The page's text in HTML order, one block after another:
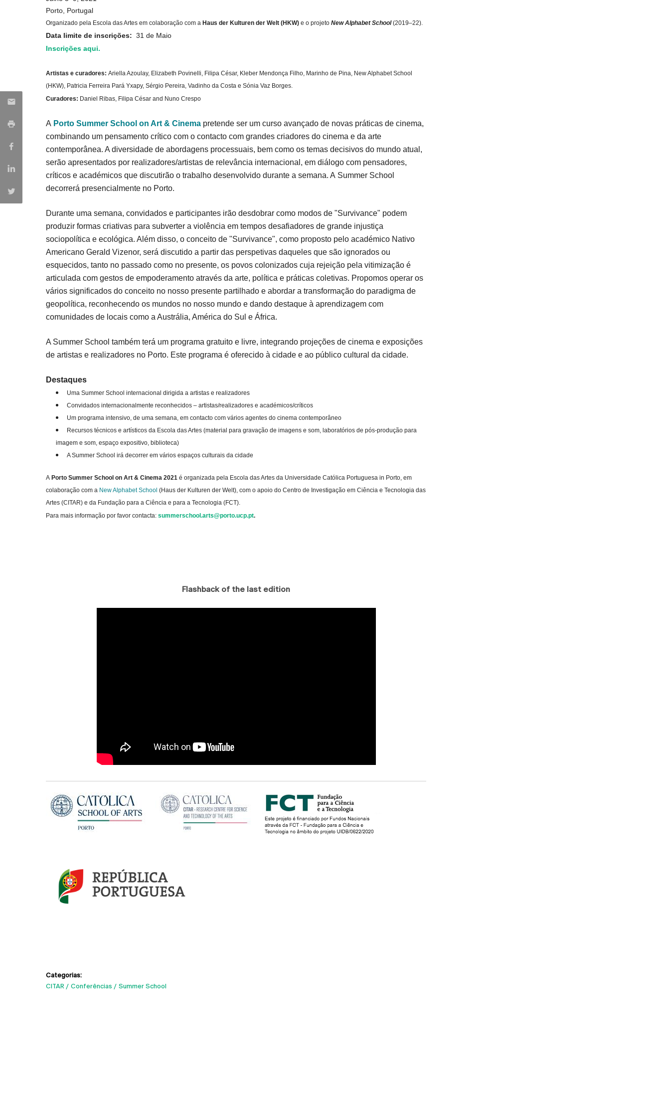
Porto, Portugal
Organizado pela Escola das Artes em colaboração com a Haus der Kulturen der Welt (HKW) e o projeto New Alphabet School (2019–22).
Data limite de inscrições: 31 de Maio
Inscrições aqui.
Artistas e curadores: Ariella Azoulay, Elizabeth Povinelli, Filipa César, Kleber Mendonça Filho, Marinho de Pina, New Alphabet School
(HKW), Patricia Ferreira Pará Yxapy, Sérgio Pereira, Vadinho da Costa e Sónia Vaz Borges.
Curadores: Daniel Ribas, Filipa César and Nuno Crespo
A Porto Summer School on Art & Cinema pretende ser um curso avançado de novas práticas de cinema,
combinando um pensamento crítico com o contacto com grandes criadores do cinema e da arte
contemporânea. A diversidade de abordagens processuais, bem como os temas decisivos do mundo atual,
serão apresentados por realizadores/artistas de relevância internacional, em diálogo com pensadores,
críticos e académicos que discutirão o trabalho desenvolvido durante a semana. A Summer School
decorrerá presencialmente no Porto.
Durante uma semana, convidados e participantes irão desdobrar como modos de "Survivance" podem
produzir formas criativas para subverter a violência em tempos desafiadores de grande injustiça
sociopolítica e ecológica. Além disso, o conceito de "Survivance", como proposto pelo académico Nativo
Americano Gerald Vizenor, será discutido a partir das perspetivas daqueles que são ignorados ou
esquecidos, tanto no passado como no presente, os povos colonizados cuja rejeição pela vitimização é
articulada com gestos de empoderamento através da arte, política e práticas coletivas. Propomos operar os
vários significados do conceito no nosso presente partilhado e abordar a transformação do paradigma de
geopolítica, reconhecendo os mundos no nosso mundo e dando destaque à aprendizagem com
comunidades de locais como a Austrália, América do Sul e África.
A Summer School também terá um programa gratuito e livre, integrando projeções de cinema e exposições
de artistas e realizadores no Porto. Este programa é oferecido à cidade e ao público cultural da cidade.
Destaques
Uma Summer School internacional dirigida a artistas e realizadores
Convidados internacionalmente reconhecidos – artistas/realizadores e académicos/críticos
Um programa intensivo, de uma semana, em contacto com vários agentes do cinema contemporâneo
Recursos técnicos e artísticos da Escola das Artes (material para gravação de imagens e som, laboratórios de pós-produção para
imagem e som, espaço expositivo, biblioteca)
A Summer School irá decorrer em vários espaços culturais da cidade
A Porto Summer School on Art & Cinema 2021 é organizada pela Escola das Artes da Universidade Católica Portuguesa in Porto, em
colaboração com a New Alphabet School (Haus der Kulturen der Welt), com o apoio do Centro de Investigação em Ciência e Tecnologia das
Artes (CITAR) e da Fundação para a Ciência e para a Tecnologia (FCT).
Para mais informação por favor contacta: summerschool.arts@porto.ucp.pt.
Flashback of the last edition
Categorias:
CITAR
Conferências Summer School